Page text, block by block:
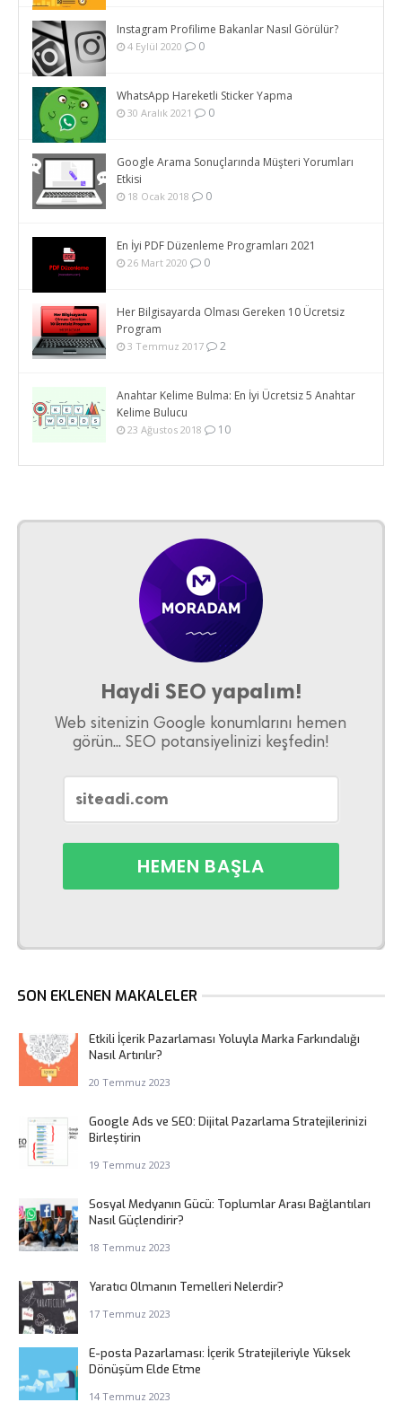
Instagram Profilime Bakanlar Nasıl Görülür?
4 Eylül 2020 0
WhatsApp Hareketli Sticker Yapma
30 Aralık 2021 0
Google Arama Sonuçlarında Müşteri Yorumları
Etkisi
18 Ocak 2018 0
En İyi PDF Düzenleme Programları 2021
26 Mart 2020 0
Her Bilgisayarda Olması Gereken 10 Ücretsiz
Program
3 Temmuz 2017 2
Anahtar Kelime Bulma: En İyi Ücretsiz 5 Anahtar
Kelime Bulucu
23 Ağustos 2018 10
Haydi SEO yapalım!
Web sitenizin Google konumlarını hemen
görün... SEO potansiyelinizi keşfedin!
SON EKLENEN MAKALELER
Etkili İçerik Pazarlaması Yoluyla Marka Farkındalığı
Nasıl Artırılır?
20 Temmuz 2023
Google Ads ve SEO: Dijital Pazarlama Stratejilerinizi
Birleştirin
19 Temmuz 2023
Sosyal Medyanın Gücü: Toplumlar Arası Bağlantıları
Nasıl Güçlendirir?
18 Temmuz 2023
Yaratıcı Olmanın Temelleri Nelerdir?
17 Temmuz 2023
E-posta Pazarlaması: İçerik Stratejileriyle Yüksek
Dönüşüm Elde Etme
14 Temmuz 2023